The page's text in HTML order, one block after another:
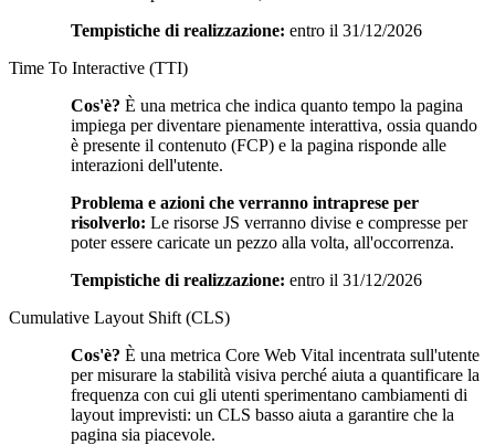
Tempistiche di realizzazione: entro il 31/12/2026
Time To Interactive (TTI)
Cos'è? È una metrica che indica quanto tempo la pagina
impiega per diventare pienamente interattiva, ossia quando
è presente il contenuto (FCP) e la pagina risponde alle
interazioni dell'utente.
Problema e azioni che verranno intraprese per
risolverlo: Le risorse JS verranno divise e compresse per
poter essere caricate un pezzo alla volta, all'occorrenza.
Tempistiche di realizzazione: entro il 31/12/2026
Cumulative Layout Shift (CLS)
Cos'è? È una metrica Core Web Vital incentrata sull'utente
per misurare la stabilità visiva perché aiuta a quantificare la
frequenza con cui gli utenti sperimentano cambiamenti di
layout imprevisti: un CLS basso aiuta a garantire che la
pagina sia piacevole.